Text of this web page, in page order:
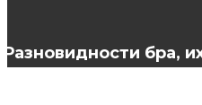
Разновидности бра,